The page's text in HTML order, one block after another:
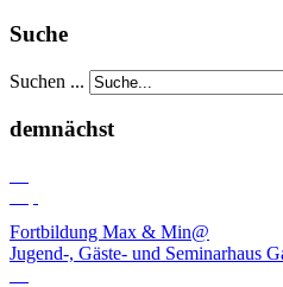
Suche
Suchen ...
demnächst
Fortbildung Max & Min@
Jugend-, Gäste- und Seminarhaus